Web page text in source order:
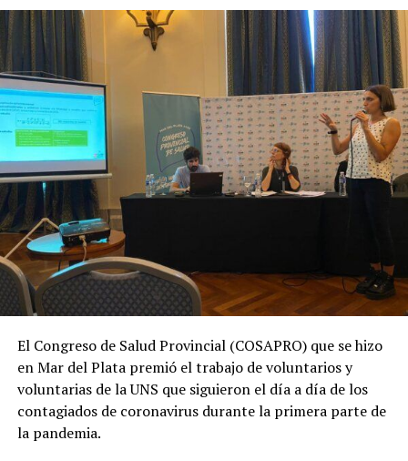
El Congreso de Salud Provincial (COSAPRO) que se hizo
en Mar del Plata premió el trabajo de voluntarios y
voluntarias de la UNS que siguieron el día a día de los
contagiados de coronavirus durante la primera parte de
la pandemia.